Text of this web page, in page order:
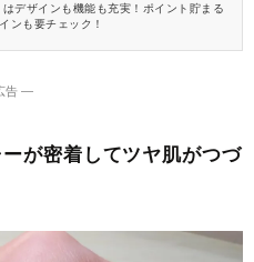
デザインも機能も充実！ポイント貯まる
ンも要チェック！
告 ―
が密着してツヤ肌がつづ